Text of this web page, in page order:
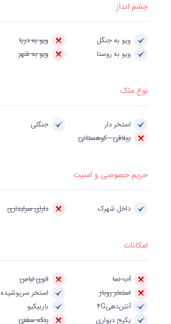
چشم انداز
ویو به جنگل ویو به دریا
ویو به روستا
ویو به شهر
نوع ملک
استخر دار جنگلی
ییلاقی - کوهستانی
حریم خصوصی و امنیت
داخل شهرک دارای سرایداری
امکانات
آب نما اتوی لباس
استخر روباز
استخر سرپوشیده
آنتن‌دهی4G
باربیکیو
پکیج دیواری
پنکه سقفی